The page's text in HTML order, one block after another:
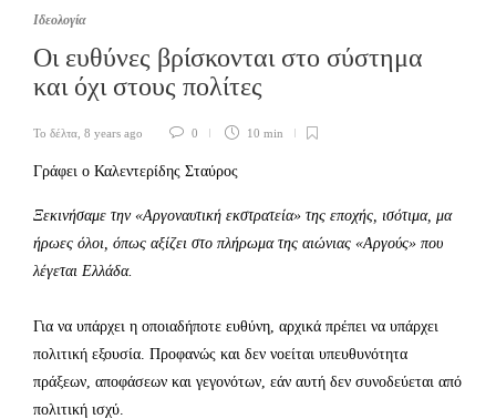
Ιδεολογία
Οι ευθύνες βρίσκονται στο σύστημα
και όχι στους πολίτες
Το δέλτα 8 years ago 0 10 min
Γράφει ο Καλεντερίδης Σταύρος
Ξεκινήσαμε την «Αργοναυτική εκστρατεία» της εποχής, ισότιμα, μα
ήρωες όλοι, όπως αξίζει στο πλήρωμα της αιώνιας «Αργούς» που
λέγεται Ελλάδα.
Για να υπάρχει η οποιαδήποτε ευθύνη, αρχικά πρέπει να υπάρχει
πολιτική εξουσία. Προφανώς και δεν νοείται υπευθυνότητα
πράξεων, αποφάσεων και γεγονότων, εάν αυτή δεν συνοδεύεται από
πολιτική ισχύ.